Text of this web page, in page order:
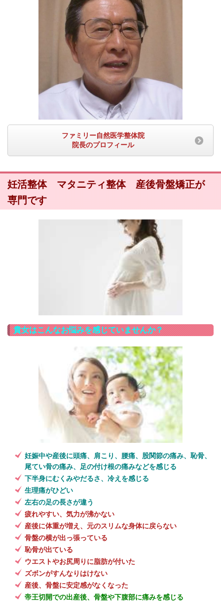
ファミリー自然医学整体院
院長のプロフィール
妊活整体 マタニティ整体 産後骨盤矯正が
専門です
貴女はこんなお悩みを感じていませんか？
妊娠中や産後に頭痛、肩こり、腰痛、股関節の痛み、恥骨、
尾てい骨の痛み、足の付け根の痛みなどを感じる
下半身にむくみやだるさ、冷えを感じる
生理痛がひどい
左右の足の長さが違う
疲れやすい、気力が沸かない
産後に体重が増え、元のスリムな身体に戻らない
骨盤の横が出っ張っている
恥骨が出ている
ウエストやお尻周りに脂肪が付いた
ズボンがすんなりはけない
産後、骨盤に安定感がなくなった
帝王切開での出産後、骨盤や下腹部に痛みを感じる